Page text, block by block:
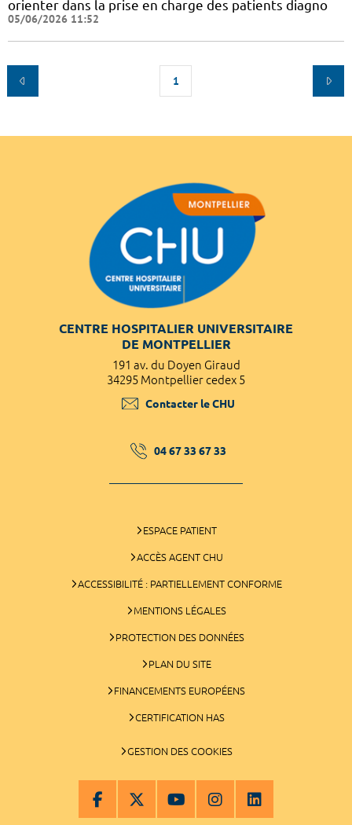
orienter dans la prise en charge des patients diagno
05/06/2026 11:52
1
CENTRE HOSPITALIER UNIVERSITAIRE
DE MONTPELLIER
191 av. du Doyen Giraud
34295 Montpellier cedex 5
Contacter le CHU
04 67 33 67 33
ESPACE PATIENT
ACCÈS AGENT CHU
ACCESSIBILITÉ : PARTIELLEMENT CONFORME
MENTIONS LÉGALES
PROTECTION DES DONNÉES
PLAN DU SITE
FINANCEMENTS EUROPÉENS
CERTIFICATION HAS
GESTION DES COOKIES